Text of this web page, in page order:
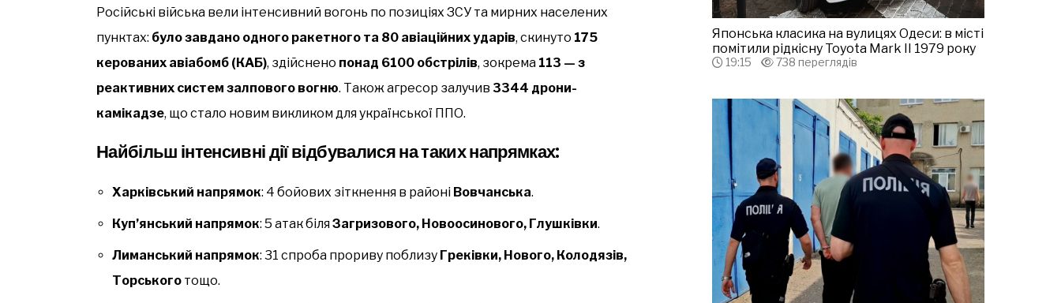
Російські війська вели інтенсивний вогонь по позиціях ЗСУ та мирних населених
пунктах: було завдано одного ракетного та 80 авіаційних ударів, скинуто 175
керованих авіабомб (КАБ), здійснено понад 6100 обстрілів, зокрема 113 — з
реактивних систем залпового вогню. Також агресор залучив 3344 дрони-
камікадзе, що стало новим викликом для української ППО.
Найбільш інтенсивні дії відбувалися на таких напрямках:
Харківський напрямок: 4 бойових зіткнення в районі Вовчанська.
Куп’янський напрямок: 5 атак біляЗагризового, Новоосинового, Глушківки.
Лиманський напрямок: 31 спроба прориву поблизу Греківки, Нового, Колодязів,
Торського тощо.
Японська класика на вулицях Одеси: в місті
помітили рідкісну Toyota Mark II 1979 року
19:15 738 переглядів